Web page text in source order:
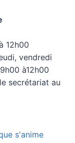
12h00
vendredi
à12h00
secrétariat au
s'anime